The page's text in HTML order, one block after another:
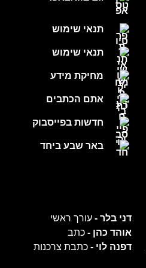
תנאי שימוש
תנאי שימוש
מחיקת מידע
אתם הכתבים
חדשות בפייסבוק
באר שבע ביחד
דני בלר -עורך ראשי
אוהד כהן -כתב
דפנה לוי -כתבת צרכנות